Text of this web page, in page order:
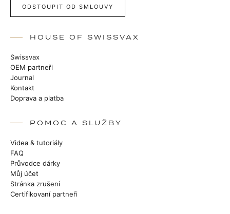
ODSTOUPIT OD SMLOUVY
HOUSE OF SWISSVAX
Swissvax
OEM partneři
Journal
Kontakt
Doprava a platba
POMOC A SLUŽBY
Videa & tutoriály
FAQ
Průvodce dárky
Můj účet
Stránka zrušení
Certifikovaní partneři